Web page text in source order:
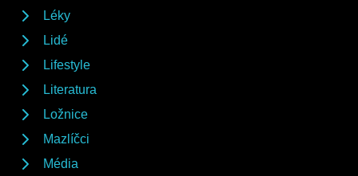
Léky
Lidé
Lifestyle
Literatura
Ložnice
Mazlíčci
Média